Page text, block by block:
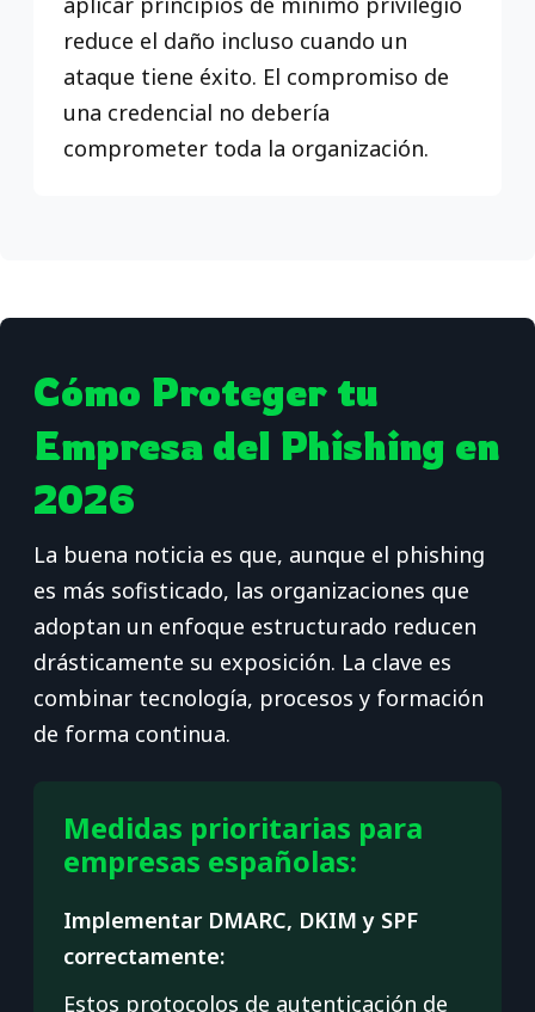
reduce el daño incluso cuando un
ataque tiene éxito. El compromiso de
una credencial no debería
comprometer toda la organización.
Cómo Proteger tu
Empresa del Phishing en
2026
La buena noticia es que, aunque el phishing
es más sofisticado, las organizaciones que
adoptan un enfoque estructurado reducen
drásticamente su exposición. La clave es
combinar tecnología, procesos y formación
de forma continua.
Medidas prioritarias para
empresas españolas:
Implementar DMARC, DKIM y SPF
correctamente:
Estos protocolos de autenticación de